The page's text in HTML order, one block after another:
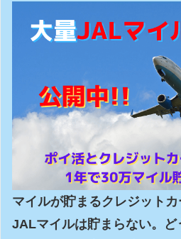
マイルが貯まるクレジット
JALマイルは貯まらない。ど